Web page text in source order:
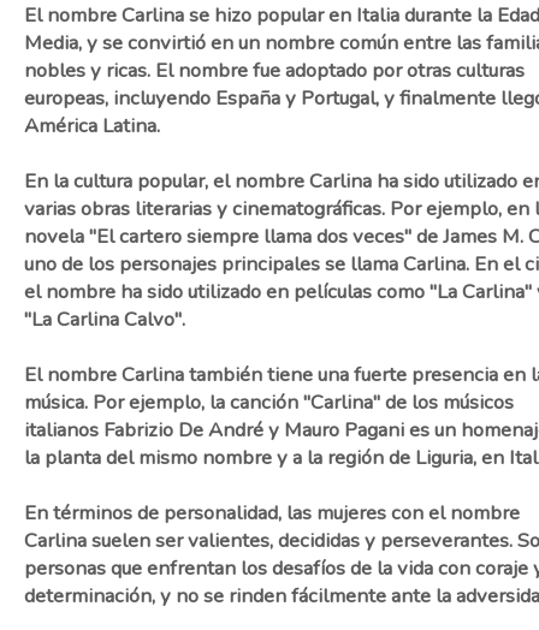
El nombre Carlina se hizo popular en Italia durante la Edad
Media, y se convirtió en un nombre común entre las
nobles y ricas. El nombre fue adoptado por otras culturas
europeas, incluyendo España y Portugal, y finalmente
América Latina.
En la cultura popular, el nombre Carlina ha sido utilizado
varias obras literarias y cinematográficas. Por ejemplo, en
novela "El cartero siempre llama dos veces" de James M.
uno de los personajes principales se llama Carlina. En el
el nombre ha sido utilizado en películas como "La Carlina"
"La Carlina Calvo".
El nombre Carlina también tiene una fuerte presencia en
música. Por ejemplo, la canción "Carlina" de los músicos
italianos Fabrizio De André y Mauro Pagani es un
la planta del mismo nombre y a la región de Liguria, en
En términos de personalidad, las mujeres con el nombre
Carlina suelen ser valientes, decididas y perseverantes.
personas que enfrentan los desafíos de la vida con coraje
determinación, y no se rinden fácilmente ante la